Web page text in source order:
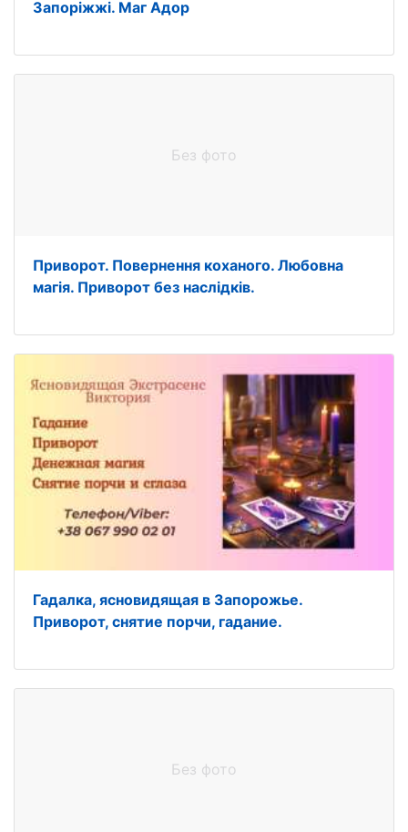
Запоріжжі. Маг Адор
Без фото
Приворот. Повернення коханого. Любовна
магія. Приворот без наслідків.
Гадалка, ясновидящая в Запорожье.
Приворот, снятие порчи, гадание.
Без фото